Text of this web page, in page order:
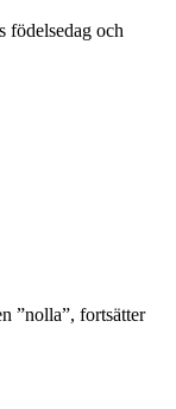
födelsedag och
”nolla”, fortsätter